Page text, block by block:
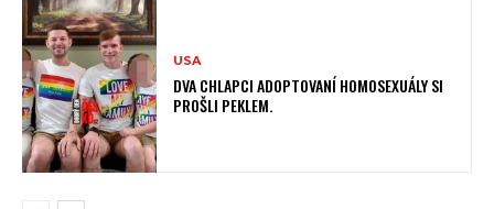
USA
DVA CHLAPCI ADOPTOVANÍ HOMOSEXUÁLY SI
PROŠLI PEKLEM.